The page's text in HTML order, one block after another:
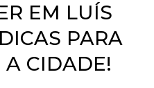
EM LUÍS
PARA
A CIDADE!